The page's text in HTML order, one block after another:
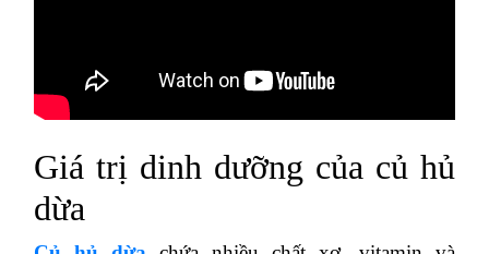
Giá trị dinh dưỡng của củ hủ
dừa